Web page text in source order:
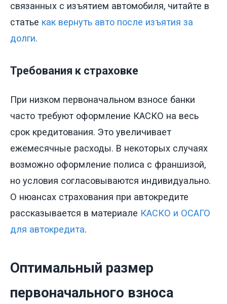
связанных с изъятием автомобиля, читайте в
статье как вернуть авто после изъятия за
долги.
Требования к страховке
При низком первоначальном взносе банки
часто требуют оформление КАСКО на весь
срок кредитования. Это увеличивает
ежемесячные расходы. В некоторых случаях
возможно оформление полиса с франшизой,
но условия согласовываются индивидуально.
О нюансах страхования при автокредите
рассказывается в материале КАСКО и ОСАГО
для автокредита.
Оптимальный размер
первоначального взноса